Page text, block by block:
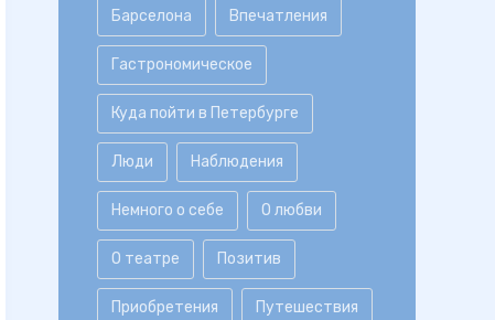
Барселона Впечатления
Гастрономическое
Куда пойти в Петербурге
Люди Наблюдения
Немного о себе О любви
О театре Позитив
Приобретения Путешествия